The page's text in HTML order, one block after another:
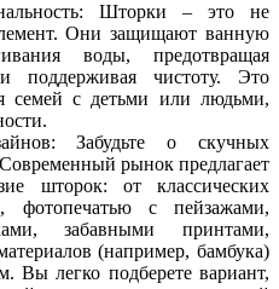
Шторки – это не
Они защищают ванную
воды, предотвращая
поддерживая чистоту. Это
семей с детьми или людьми,
Забудьте о скучных
рынок предлагает
шторок: от классических
фотопечатью с пейзажами,
забавными принтами,
(например, бамбука)
Вы легко подберете вариант,